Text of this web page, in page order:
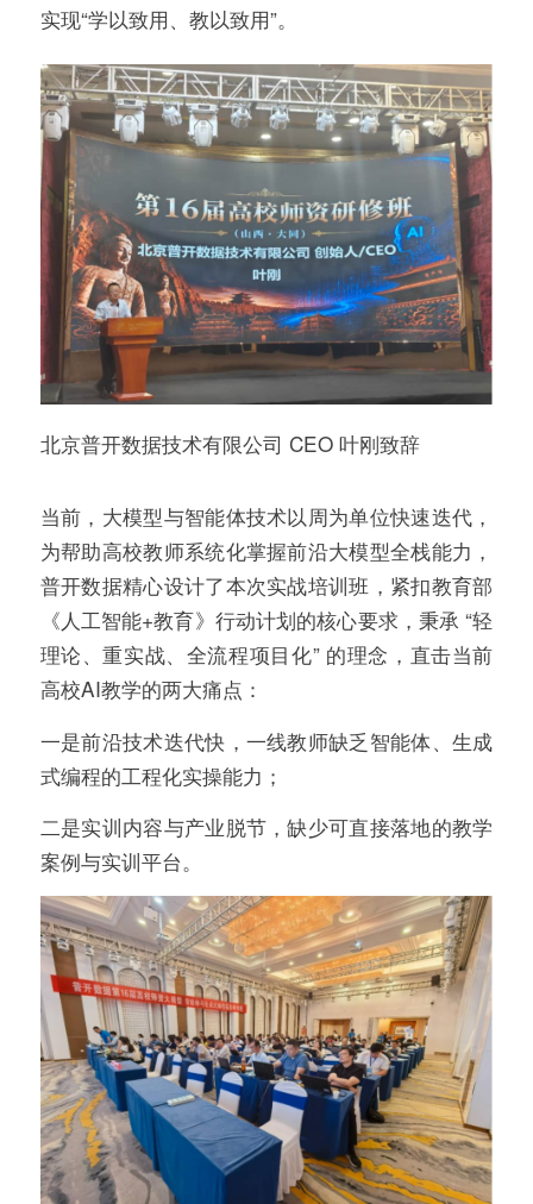
实现“学以致用、教以致用”。
北京普开数据技术有限公司 CEO 叶刚致辞
当前，大模型与智能体技术以周为单位快速迭代，
为帮助高校教师系统化掌握前沿大模型全栈能力，
普开数据精心设计了本次实战培训班，紧扣教育部
《人工智能+教育》行动计划的核心要求，秉承 “轻
理论、重实战、全流程项目化” 的理念，直击当前
高校AI教学的两大痛点：
一是前沿技术迭代快，一线教师缺乏智能体、生成
式编程的工程化实操能力；
二是实训内容与产业脱节，缺少可直接落地的教学
案例与实训平台。